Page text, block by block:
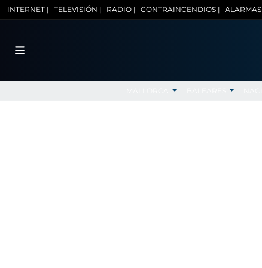
INTERNET | TELEVISIÓN | RADIO | CONTRAINCENDIOS | ALARMAS